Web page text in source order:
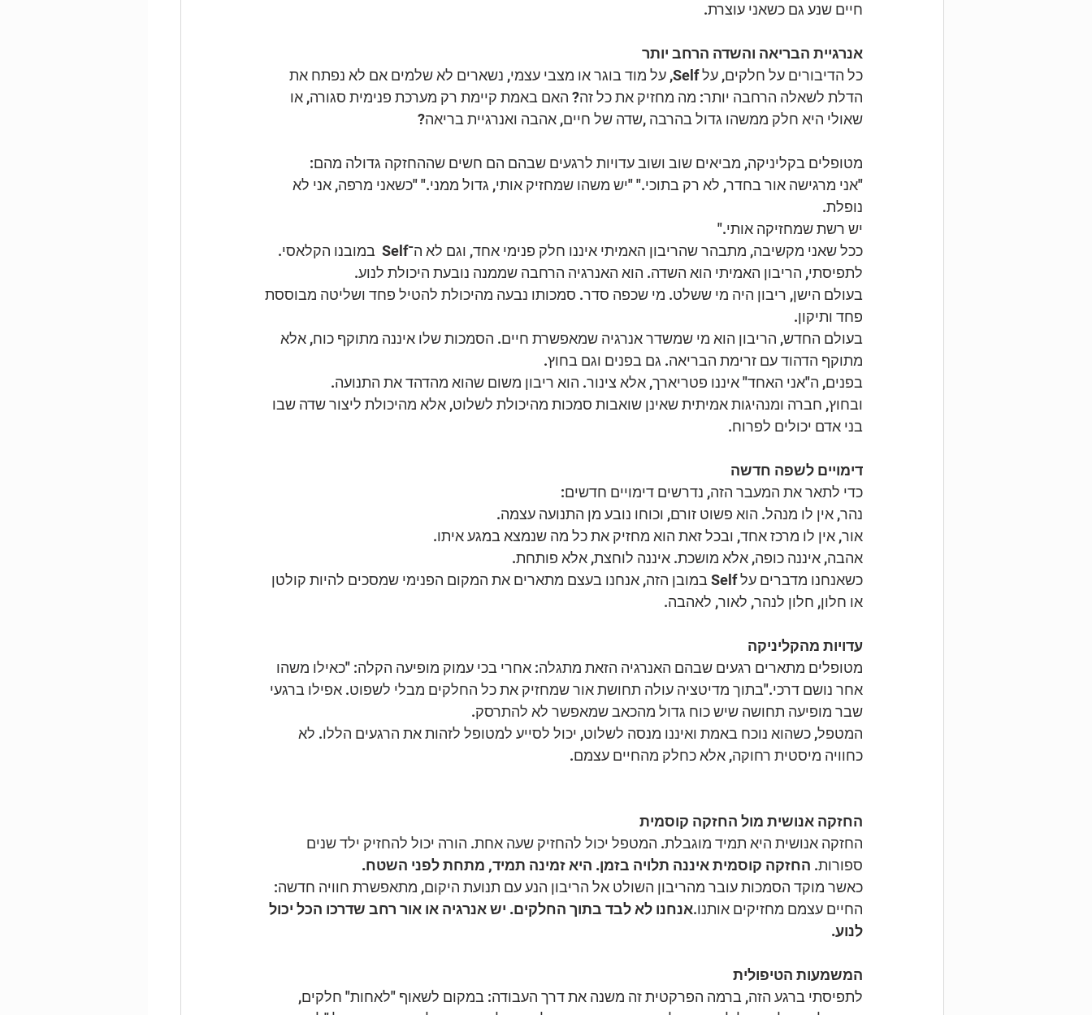
חיים שנע גם כשאני עוצרת.
אנרגיית הבריאה והשדה הרחב יותר
כל הדיבורים על חלקים, על Self, על מוד בוגר או מצבי עצמי, נשארים לא שלמים אם לא נפתח את
הדלת לשאלה הרחבה יותר: מה מחזיק את כל זה? האם באמת קיימת רק מערכת פנימית סגורה, או
שאולי היא חלק ממשהו גדול בהרבה ,שדה של חיים, אהבה ואנרגיית בריאה?
מטופלים בקליניקה, מביאים שוב ושוב עדויות לרגעים שבהם הם חשים שההחזקה גדולה מהם:
"אני מרגישה אור בחדר, לא רק בתוכי." "יש משהו שמחזיק אותי, גדול ממני." "כשאני מרפה, אני לא
נופלת.
יש רשת שמחזיקה אותי."
ככל שאני מקשיבה, מתבהר שהריבון האמיתי איננו חלק פנימי אחד, וגם לא ה־Self  במובנו הקלאסי.
לתפיסתי, הריבון האמיתי הוא השדה. הוא האנרגיה הרחבה שממנה נובעת היכולת לנוע.
בעולם הישן, ריבון היה מי ששלט. מי שכפה סדר. סמכותו נבעה מהיכולת להטיל פחד ושליטה מבוססת
פחד ותיקון.
בעולם החדש, הריבון הוא מי שמשדר אנרגיה שמאפשרת חיים. הסמכות שלו איננה מתוקף כוח, אלא
מתוקף הדהוד עם זרימת הבריאה. גם בפנים וגם בחוץ.
בפנים, ה"אני האחד" איננו פטריארך, אלא צינור. הוא ריבון משום שהוא מהדהד את התנועה.
ובחוץ, חברה ומנהיגות אמיתית שאינן שואבות סמכות מהיכולת לשלוט, אלא מהיכולת ליצור שדה שבו
בני אדם יכולים לפרוח.
דימויים לשפה חדשה
כדי לתאר את המעבר הזה, נדרשים דימויים חדשים:
נהר, אין לו מנהל. הוא פשוט זורם, וכוחו נובע מן התנועה עצמה.
אור, אין לו מרכז אחד, ובכל זאת הוא מחזיק את כל מה שנמצא במגע איתו.
אהבה, איננה כופה, אלא מושכת. איננה לוחצת, אלא פותחת.
כשאנחנו מדברים על Self במובן הזה, אנחנו בעצם מתארים את המקום הפנימי שמסכים להיות קולטן
או חלון, חלון לנהר, לאור, לאהבה.
עדויות מהקליניקה
מטופלים מתארים רגעים שבהם האנרגיה הזאת מתגלה: אחרי בכי עמוק מופיעה הקלה: "כאילו משהו
אחר נושם דרכי."בתוך מדיטציה עולה תחושת אור שמחזיק את כל החלקים מבלי לשפוט. אפילו ברגעי
שבר מופיעה תחושה שיש כוח גדול מהכאב שמאפשר לא להתרסק.
המטפל, כשהוא נוכח באמת ואיננו מנסה לשלוט, יכול לסייע למטופל לזהות את הרגעים הללו. לא
כחוויה מיסטית רחוקה, אלא כחלק מהחיים עצמם.
החזקה אנושית מול החזקה קוסמית
החזקה אנושית היא תמיד מוגבלת. המטפל יכול להחזיק שעה אחת. הורה יכול להחזיק ילד שנים
ספורות. החזקה קוסמית איננה תלויה בזמן. היא זמינה תמיד, מתחת לפני השטח.
כאשר מוקד הסמכות עובר מהריבון השולט אל הריבון הנע עם תנועת היקום, מתאפשרת חוויה חדשה:
החיים עצמם מחזיקים אותנו.אנחנו לא לבד בתוך החלקים. יש אנרגיה או אור רחב שדרכו הכל יכול
לנוע.
המשמעות הטיפולית
לתפיסתי ברגע הזה, ברמה הפרקטית זה משנה את דרך העבודה: במקום לשאוף "לאחות" חלקים,